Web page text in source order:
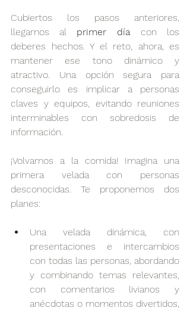
Cubiertos los pasos anteriores,
llegamos al primer día con los
deberes hechos. Y el reto, ahora, es
mantener ese tono dinámico y
atractivo. Una opción segura para
conseguirlo es implicar a personas
claves y equipos, evitando reuniones
interminables con sobredosis de
información.
¡Volvamos a la comida! Imagina una
primera velada con personas
desconocidas. Te proponemos dos
planes:
Una velada dinámica, con
presentaciones e intercambios
con todas las personas, abordando
y combinando temas relevantes,
con comentarios livianos y
anécdotas o momentos divertidos,